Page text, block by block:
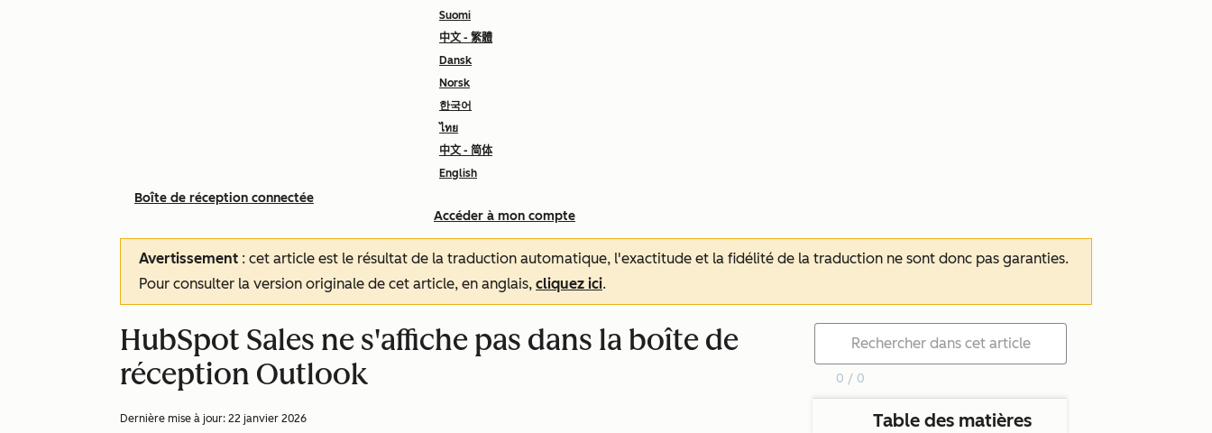
Suomi
中文 - 繁體
Dansk
Norsk
한국어
ไทย
中文 - 简体
English
Accéder à mon compte
Boîte de réception connectée
Avertissement : cet article est le résultat de la traduction automatique, l'exactitude et la fidélité de la traduction ne sont donc pas garanties.
Pour consulter la version originale de cet article, en anglais, cliquez ici.
HubSpot Sales ne s'affiche pas dans la boîte de
réception Outlook
Dernière mise à jour: 22 janvier 2026
0 / 0
Table des matières